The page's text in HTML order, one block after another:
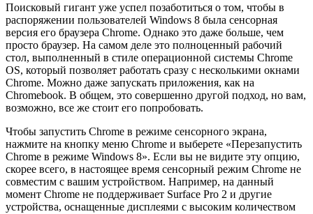
Поисковый гигант уже успел позаботиться о том, чтобы в
распоряжении пользователей Windows 8 была сенсорная
версия его браузера Chrome. Однако это даже больше, чем
просто браузер. На самом деле это полноценный рабочий
стол, выполненный в стиле операционной системы Chrome
OS, который позволяет работать сразу с несколькими окнами
Chrome. Можно даже запускать приложения, как на
Chromebook. В общем, это совершенно другой подход, но вам,
возможно, все же стоит его попробовать.
Чтобы запустить Chrome в режиме сенсорного экрана,
нажмите на кнопку меню Chrome и выберете «Перезапустить
Chrome в режиме Windows 8». Если вы не видите эту опцию,
скорее всего, в настоящее время сенсорный режим Chrome не
совместим с вашим устройством. Например, на данный
момент Chrome не поддерживает Surface Pro 2 и другие
устройства, оснащенные дисплеями с высоким количеством